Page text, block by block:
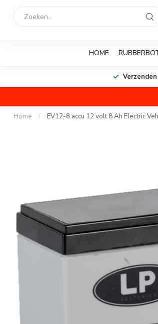
HOME
Verzenden
Home / EV12-8 accu 12 volt 8 Ah Electric